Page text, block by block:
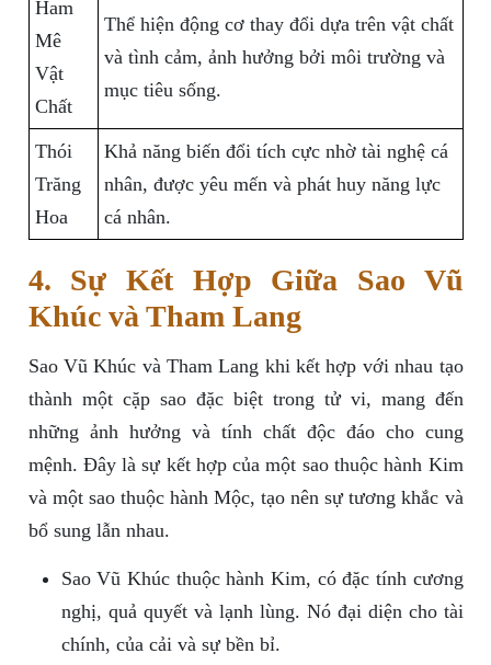
Ham
Mê
Vật
Chất
Thể hiện động cơ thay đổi dựa trên vật chất
và tình cảm, ảnh hưởng bởi môi trường và
mục tiêu sống.
Thói
Trăng
Hoa
Khả năng biến đổi tích cực nhờ tài nghệ cá
nhân, được yêu mến và phát huy năng lực
cá nhân.
4. Sự Kết Hợp Giữa Sao Vũ
Khúc và Tham Lang
Sao Vũ Khúc và Tham Lang khi kết hợp với nhau tạo
thành một cặp sao đặc biệt trong tử vi, mang đến
những ảnh hưởng và tính chất độc đáo cho cung
mệnh. Đây là sự kết hợp của một sao thuộc hành Kim
và một sao thuộc hành Mộc, tạo nên sự tương khắc và
bổ sung lẫn nhau.
Sao Vũ Khúc thuộc hành Kim, có đặc tính cương
nghị, quả quyết và lạnh lùng. Nó đại diện cho tài
chính, của cải và sự bền bỉ.